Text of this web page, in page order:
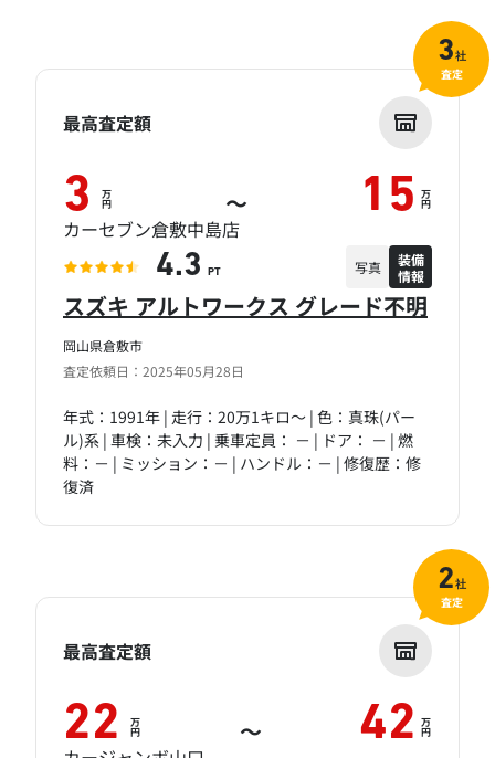
岡山県倉敷市
査定依頼日：2025年05月28日
スズキ アルトワークス グレード不明
年式：1991年 | 走行：20万1キロ～ | 色：真珠(パー
ル)系 | 車検：未入力 | 乗車定員： － | ドア： － | 燃
料：－ | ミッション：－ | ハンドル：－ | 修復歴：修
復済
最高査定額
3 万
円 ～ 15 万
円
カーセブン倉敷中島店
4.3 PT 写真
装備
情報
3社
査定
最高査定額
22 万
円 ～ 42 万
円
2社
査定